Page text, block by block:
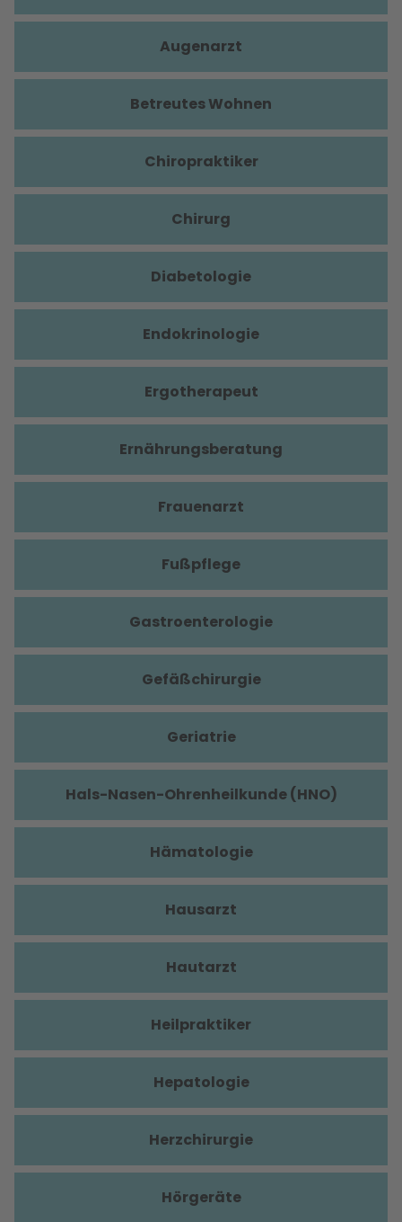
Augenarzt
Betreutes Wohnen
Chiropraktiker
Chirurg
Diabetologie
Endokrinologie
Ergotherapeut
Ernährungsberatung
Frauenarzt
Fußpflege
Gastroenterologie
Gefäßchirurgie
Geriatrie
Hals-Nasen-Ohrenheilkunde (HNO)
Hämatologie
Hausarzt
Hautarzt
Heilpraktiker
Hepatologie
Herzchirurgie
Hörgeräte